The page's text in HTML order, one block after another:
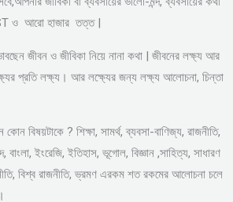
ও আরো হাজার তত্ত |
জীবন ও জীবিকা নিয়ে নানা কথা | জীবনের লক্ষ্য আর
প্রতি লক্ষ্য। আর লক্ষ্যের জন্য লক্ষ্য আলোচনা, চিন্তা
বিষয়টাকে ? শিক্ষা, সামর্থ, ব্যবসা-বাণিজ্য, রাজনীতি,
বাংলা, ইংরেজি, ইতিহাস, ভূগোল, বিজ্ঞান ,সাহিত্য, সাধারণ
বিশ্ব রাজনীতি, ভ্রমণ এরকম শত রকমের আলোচনা চলে